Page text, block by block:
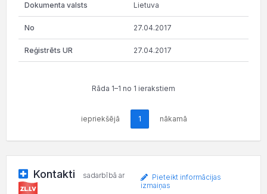
Lietuva
27.04.2017
27.04.2017
Rāda 1–1 no 1 ierakstiem
iepriekšējā 1 nākamā
Kontakti sadarbībā ar
Pieteikt informācijas
izmaiņas